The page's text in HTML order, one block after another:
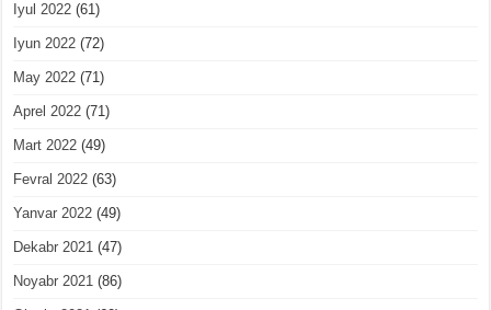
Iyul 2022 (61)
Iyun 2022 (72)
May 2022 (71)
Aprel 2022 (71)
Mart 2022 (49)
Fevral 2022 (63)
Yanvar 2022 (49)
Dekabr 2021 (47)
Noyabr 2021 (86)